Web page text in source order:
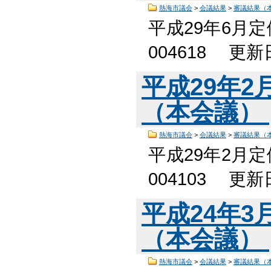
熱海市議会> 会議結果> 審議結果（
平成29年6月
004618 更新
平成29年2
（本会議）
熱海市議会> 会議結果> 審議結果（
平成29年2月
004103 更新
平成24年3
（本会議）
熱海市議会> 会議結果> 審議結果（